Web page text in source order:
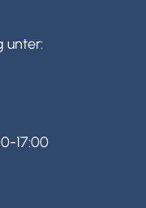
unter:
17:00